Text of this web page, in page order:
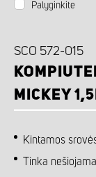
Palyginkite
SCO 572-015
MICKEY
Kintamos
Tinka